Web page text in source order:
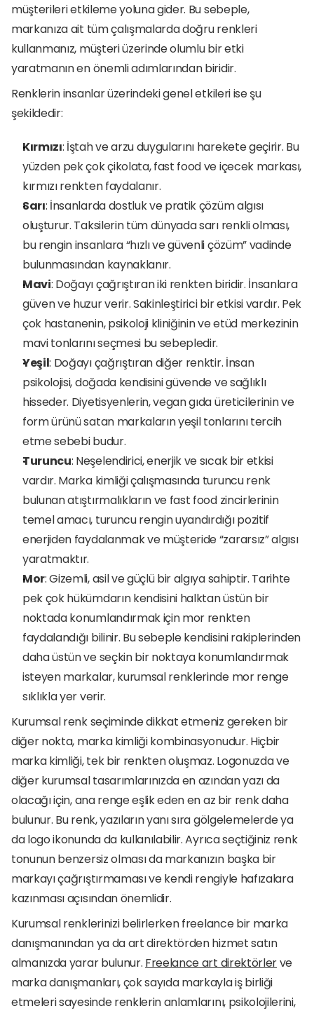
müşterileri etkileme yoluna gider. Bu sebeple,
markanıza ait tüm çalışmalarda doğru renkleri
kullanmanız, müşteri üzerinde olumlu bir etki
yaratmanın en önemli adımlarından biridir.
Renklerin insanlar üzerindeki genel etkileri ise şu
şekildedir:
Kırmızı: İştah ve arzu duygularını harekete geçirir. Bu
yüzden pek çok çikolata, fast food ve içecek markası,
kırmızı renkten faydalanır.
Sarı: İnsanlarda dostluk ve pratik çözüm algısı
oluşturur. Taksilerin tüm dünyada sarı renkli olması,
bu rengin insanlara “hızlı ve güvenli çözüm” vadinde
bulunmasından kaynaklanır.
Mavi: Doğayı çağrıştıran iki renkten biridir. İnsanlara
güven ve huzur verir. Sakinleştirici bir etkisi vardır. Pek
çok hastanenin, psikoloji kliniğinin ve etüd merkezinin
mavi tonlarını seçmesi bu sebepledir.
Yeşil: Doğayı çağrıştıran diğer renktir. İnsan
psikolojisi, doğada kendisini güvende ve sağlıklı
hisseder. Diyetisyenlerin, vegan gıda üreticilerinin ve
form ürünü satan markaların yeşil tonlarını tercih
etme sebebi budur.
Turuncu: Neşelendirici, enerjik ve sıcak bir etkisi
vardır. Marka kimliği çalışmasında turuncu renk
bulunan atıştırmalıkların ve fast food zincirlerinin
temel amacı, turuncu rengin uyandırdığı pozitif
enerjiden faydalanmak ve müşteride “zararsız” algısı
yaratmaktır.
Mor: Gizemli, asil ve güçlü bir algıya sahiptir. Tarihte
pek çok hükümdarın kendisini halktan üstün bir
noktada konumlandırmak için mor renkten
faydalandığı bilinir. Bu sebeple kendisini rakiplerinden
daha üstün ve seçkin bir noktaya konumlandırmak
isteyen markalar, kurumsal renklerinde mor renge
sıklıkla yer verir.
Kurumsal renk seçiminde dikkat etmeniz gereken bir
diğer nokta, marka kimliği kombinasyonudur. Hiçbir
marka kimliği, tek bir renkten oluşmaz. Logonuzda ve
diğer kurumsal tasarımlarınızda en azından yazı da
olacağı için, ana renge eşlik eden en az bir renk daha
bulunur. Bu renk, yazıların yanı sıra gölgelemelerde ya
da logo ikonunda da kullanılabilir. Ayrıca seçtiğiniz renk
tonunun benzersiz olması da markanızın başka bir
markayı çağrıştırmaması ve kendi rengiyle hafızalara
kazınması açısından önemlidir.
Kurumsal renklerinizi belirlerken freelance bir marka
danışmanından ya da art direktörden hizmet satın
almanızda yarar bulunur. Freelance art direktörler ve
marka danışmanları, çok sayıda markayla iş birliği
etmeleri sayesinde renklerin anlamlarını, psikolojilerini,